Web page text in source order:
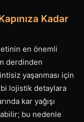
Kadar
en önemli
derdinden
yaşanması için
lojistik detaylara
kar yağışı
bu nedenle